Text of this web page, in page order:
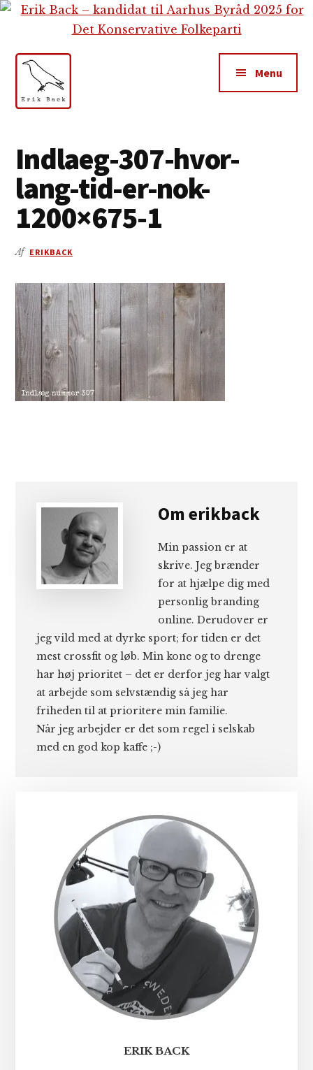
Skip
Gå
primær
sidebar
Skip
Additional
Back
creation,
blog,
e-
mail,
medier
Menu
Indlaeg-307-hvor-
lang-tid-er-nok-
1200×675-1
Af ERIKBACK
Omerikback
Min passion er at
skrive. Jeg brænder
for at hjælpe dig med
personlig branding
online. Derudover er
jeg vild med at dyrke sport; for tiden er det
mest crossfit og løb. Min kone og to drenge
har høj prioritet – det er derfor jeg har valgt
at arbejde som selvstændig så jeg har
friheden til at prioritere min familie.
Når jeg arbejder er det som regel i selskab
med en god kop kaffe ;-)
ERIK BACK